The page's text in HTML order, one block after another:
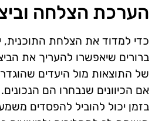
הערכת הצלחה
כדי למדוד את הצלחת התוכנית,
ברורים שיאפשרו להעריך את
של התוצאות מול היעדים
אם הכיוונים שנבחרו הם הנכונים.
בזמן יכול להוביל להפסדים